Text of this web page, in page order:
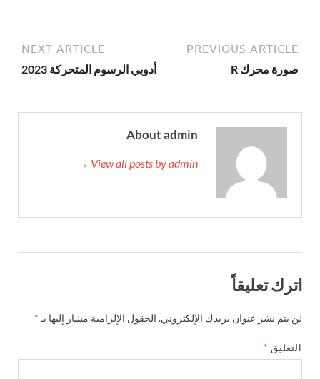
PREVIOUS ARTICLE
صورة محرك R
NEXT ARTICLE
أدوبي الرسوم المتحركة 2023
About admin
View all posts by admin →
اترك تعليقاً
لن يتم نشر عنوان بريدك الإلكتروني. الحقول الإلزامية مشار إليها بـ *
التعليق *